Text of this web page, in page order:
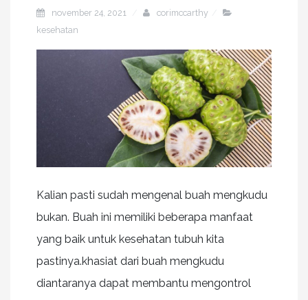
november 24, 2021
corimccarthy
kesehatan
Kalian pasti sudah mengenal buah mengkudu
bukan. Buah ini memiliki beberapa manfaat
yang baik untuk kesehatan tubuh kita
pastinya.khasiat dari buah mengkudu
diantaranya dapat membantu mengontrol